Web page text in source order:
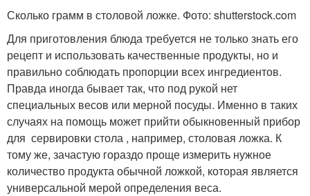
Сколько грамм в столовой ложке. Фото: shutterstock.com
Для приготовления блюда требуется не только знать его
рецепт и использовать качественные продукты, но и
правильно соблюдать пропорции всех ингредиентов.
Правда иногда бывает так, что под рукой нет
специальных весов или мерной посуды. Именно в таких
случаях на помощь может прийти обыкновенный прибор
для сервировки стола , например, столовая ложка. К
тому же, зачастую гораздо проще измерить нужное
количество продукта обычной ложкой, которая является
универсальной мерой определения веса.